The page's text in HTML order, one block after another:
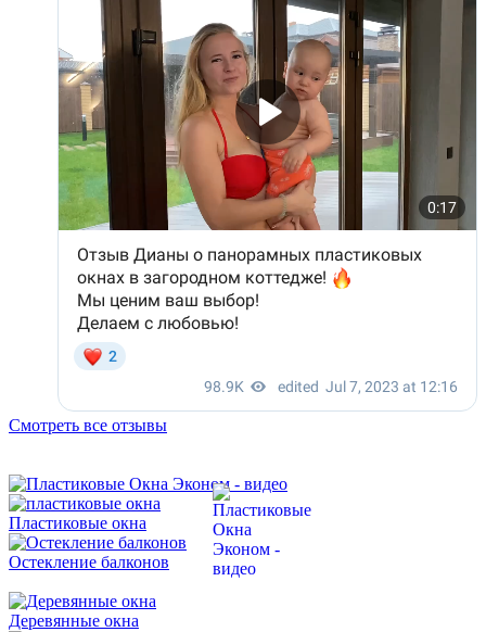
Смотреть все отзывы
Пластиковые окна
Остекление балконов
Деревянные окна